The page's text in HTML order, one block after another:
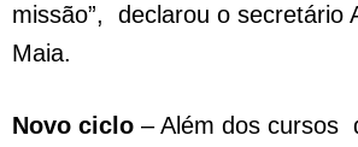
missão”, declarou o secretário
Maia.
Novo ciclo – Além dos cursos